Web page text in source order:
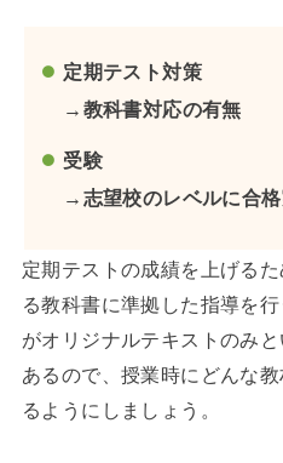
定期テスト対策
→教科書対応の有無
受験
→志望校のレベルに合
定期テストの成績を上げる
る教科書に準拠した指導を
がオリジナルテキストのみ
あるので、授業時にどんな
るようにしましょう。